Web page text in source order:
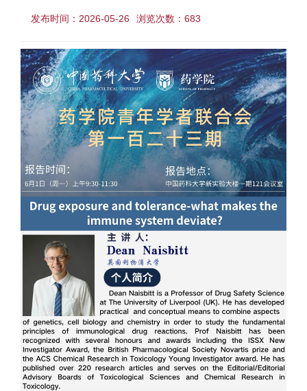
发布时间：2026-05-26 浏览次数： 683